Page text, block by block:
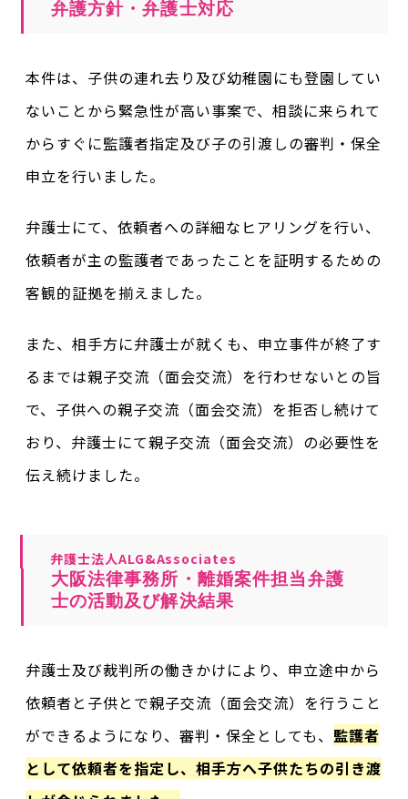
弁護方針・弁護士対応
本件は、子供の連れ去り及び幼稚園にも登園してい
ないことから緊急性が高い事案で、相談に来られて
からすぐに監護者指定及び子の引渡しの審判・保全
申立を行いました。
弁護士にて、依頼者への詳細なヒアリングを行い、
依頼者が主の監護者であったことを証明するための
客観的証拠を揃えました。
また、相手方に弁護士が就くも、申立事件が終了す
るまでは親子交流（面会交流）を行わせないとの旨
で、子供への親子交流（面会交流）を拒否し続けて
おり、弁護士にて親子交流（面会交流）の必要性を
伝え続けました。
弁護士法人ALG&Associates
大阪法律事務所・離婚案件担当弁護
士の活動及び解決結果
弁護士及び裁判所の働きかけにより、申立途中から
依頼者と子供とで親子交流（面会交流）を行うこと
ができるようになり、審判・保全としても、 監護者
として依頼者を指定し、相手方へ子供たちの引き渡